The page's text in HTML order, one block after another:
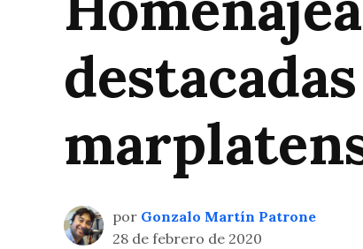
por Gonzalo Martín Patrone
28 de febrero de 2020